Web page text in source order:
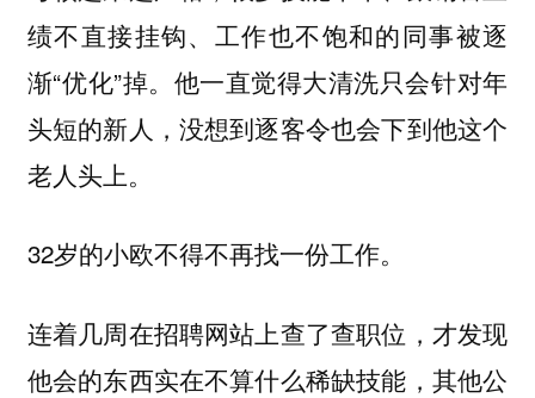
绩不直接挂钩、工作也不饱和的同事被逐
渐“优化”掉。他一直觉得大清洗只会针对年
头短的新人，没想到逐客令也会下到他这个
老人头上。
32岁的小欧不得不再找一份工作。
连着几周在招聘网站上查了查职位，才发现
他会的东西实在不算什么稀缺技能，其他公